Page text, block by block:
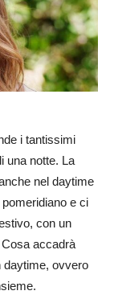
i tantissimi
una notte. La
nel daytime
e ci
con un
accadrà
daytime, ovvero